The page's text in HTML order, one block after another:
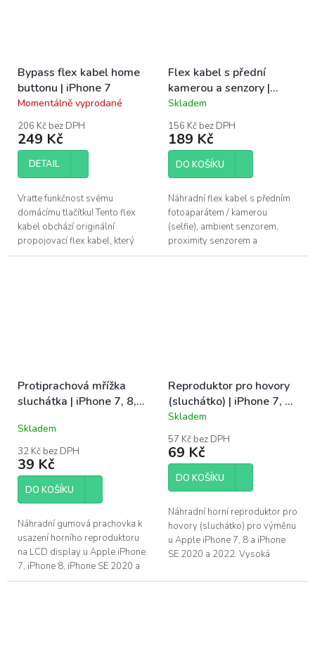
Bypass flex kabel home
buttonu | iPhone 7
Průměrné
produktu
je
5,0
hvězdiček.
Momentálně vyprodané
206 Kč bez DPH
249 Kč
DETAIL
Vraťte funkčnost svému
domácímu tlačítku! Tento flex
kabel obchází originální
propojovací flex kabel, který
propojuje domácí tlačítko s
Flex kabel s přední
kamerou a senzory |
iPhone 7
Průměrné
produktu
je
4,2
hvězdiček.
Skladem
156 Kč bez DPH
189 Kč
DO KOŠÍKU
Náhradní flex kabel s předním
fotoaparátem / kamerou
(selfie), ambient senzorem,
proximity senzorem a
mikrofonem. Snadná výměna
Protiprachová mřížka
sluchátka | iPhone 7, 8,
Skladem
32 Kč bez DPH
39 Kč
DO KOŠÍKU
Náhradní gumová prachovka k
usazení horního reproduktoru
na LCD display u Apple iPhone
7, iPhone 8, iPhone SE 2020 a
iPhone SE 2022.
Reproduktor pro hovory
(sluchátko) | iPhone 7, 8,
SE2, SE3
Průměrné
produktu
je
3,6
hvězdiček.
Skladem
57 Kč bez DPH
69 Kč
DO KOŠÍKU
Náhradní horní reproduktor pro
hovory (sluchátko) pro výměnu
u Apple iPhone 7, 8 a iPhone
SE 2020 a 2022. Vysoká
oprava pro každého kutila....